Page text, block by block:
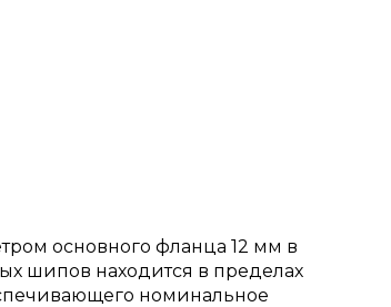
основного фланца 12 мм в
шипов находится в пределах
номинальное